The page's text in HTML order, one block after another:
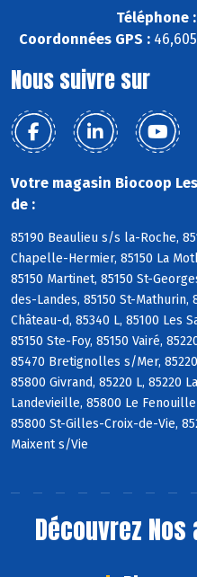
Téléphone :
Coordonnées GPS :
Nous suivre sur
Votre magasin Biocoop
de :
85190 Beaulieu s/s la-Roche,
Chapelle-Hermier, 85150 La
85150 Martinet, 85150 St-
des-Landes, 85150 St-Mathurin,
Château-d, 85340 L, 85100 Les
85150 Ste-Foy, 85150 Vairé,
85470 Bretignolles s/Mer,
85800 Givrand, 85220 L, 85220
Landevieille, 85800 Le
85800 St-Gilles-Croix-de-Vie,
Maixent s/Vie
Découvrez